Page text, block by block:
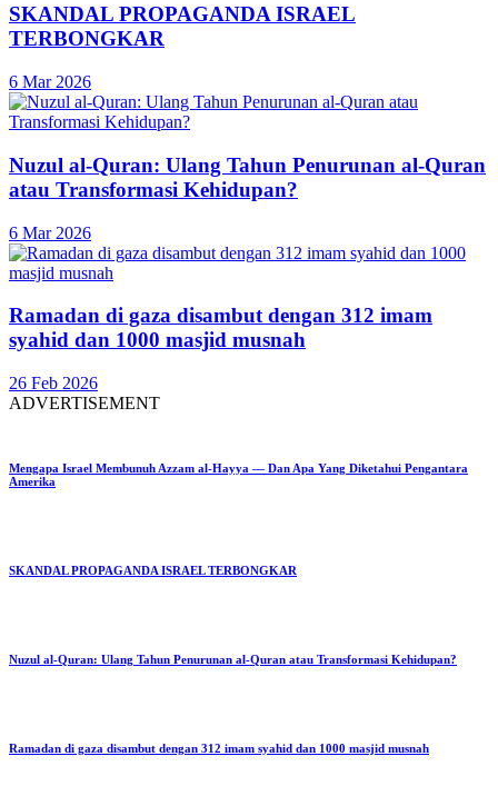
SKANDAL PROPAGANDA ISRAEL
TERBONGKAR
6 Mar 2026
Nuzul al-Quran: Ulang Tahun Penurunan al-Quran
atau Transformasi Kehidupan?
6 Mar 2026
Ramadan di gaza disambut dengan 312 imam
syahid dan 1000 masjid musnah
26 Feb 2026
ADVERTISEMENT
Mengapa Israel Membunuh Azzam al-Hayya — Dan Apa Yang Diketahui Pengantara
Amerika
SKANDAL PROPAGANDA ISRAEL TERBONGKAR
Nuzul al-Quran: Ulang Tahun Penurunan al-Quran atau Transformasi Kehidupan?
Ramadan di gaza disambut dengan 312 imam syahid dan 1000 masjid musnah